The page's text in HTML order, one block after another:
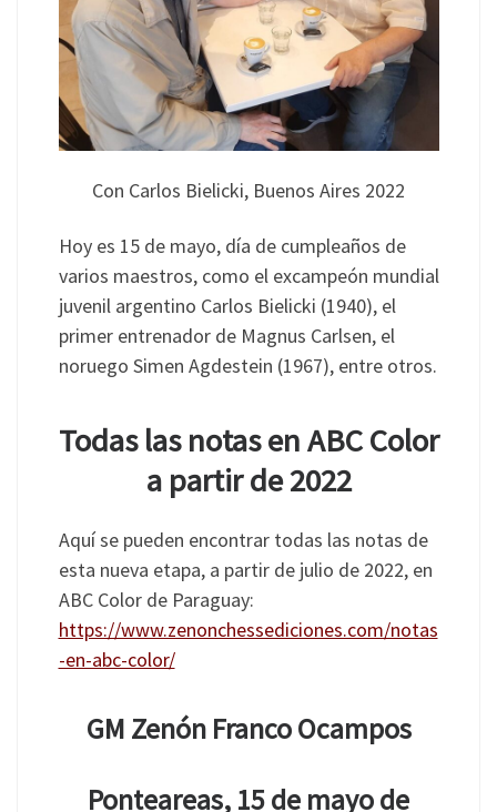
Con Carlos Bielicki, Buenos Aires 2022
Hoy es 15 de mayo, día de cumpleaños de
varios maestros, como el excampeón mundial
juvenil argentino Carlos Bielicki (1940), el
primer entrenador de Magnus Carlsen, el
noruego Simen Agdestein (1967), entre otros.
Todas las notas en ABC Color
a partir de 2022
Aquí se pueden encontrar todas las notas de
esta nueva etapa, a partir de julio de 2022, en
ABC Color de Paraguay:
https://www.zenonchessediciones.com/notas
-en-abc-color/
GM Zenón Franco Ocampos
Ponteareas, 15 de mayo de